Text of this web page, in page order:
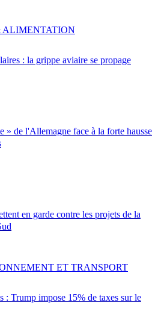
: la grippe aviaire se propage
ALIMENTATION
» de l'Allemagne face à la forte hausse
en garde contre les projets de la
: Trump impose 15% de taxes sur le
ET TRANSPORT